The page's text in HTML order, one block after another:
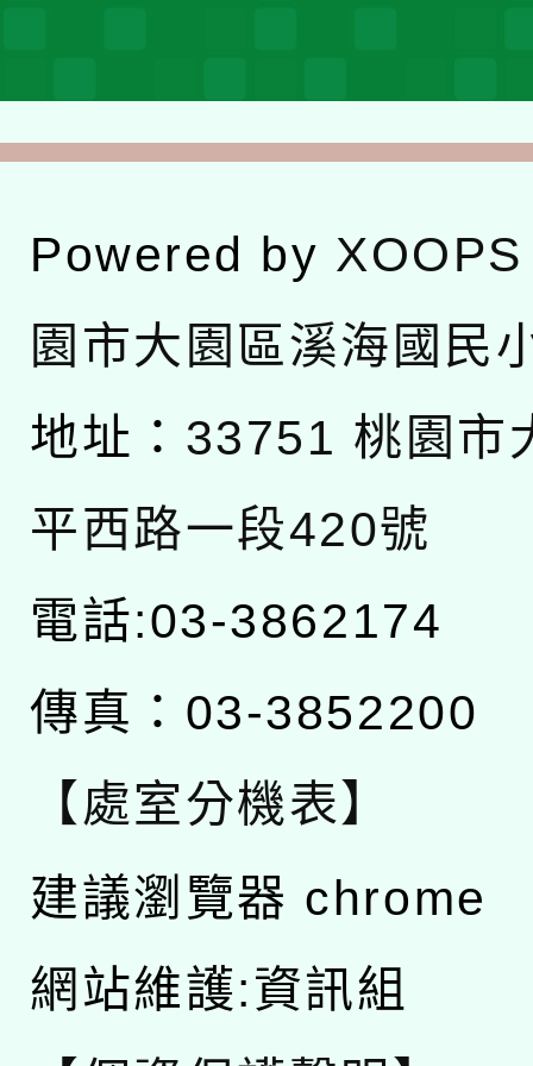
Powered by XOOPS
園市大園區溪海國民
地址： 33751 桃園市
平西路一段420號
電話:03-3862174
傳真：03-3852200
【處室分機表】
建議瀏覽器 chrome
網站維護:資訊組